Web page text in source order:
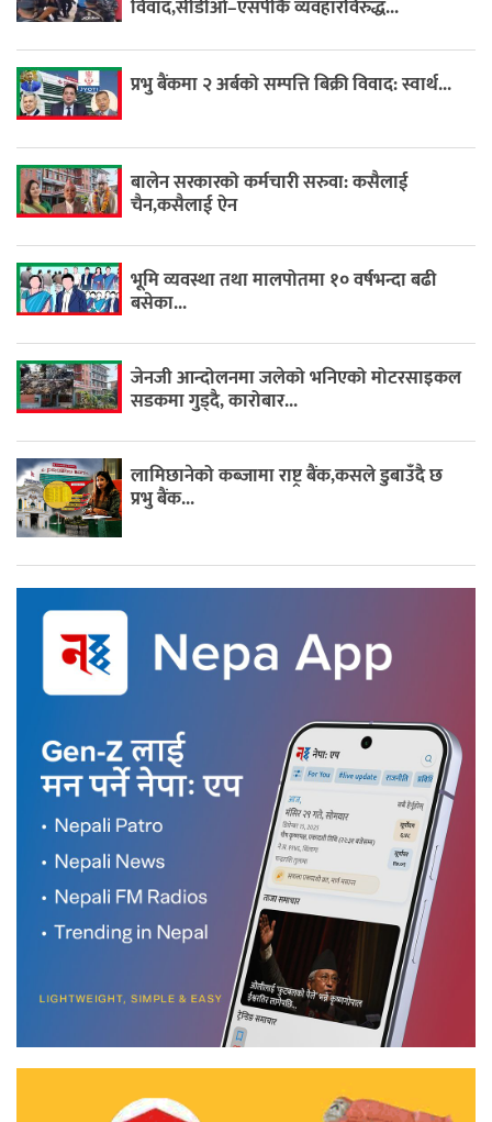
विवाद,सीडीओ–एसपीकै व्यवहारविरुद्ध...
प्रभु बैंकमा २ अर्बको सम्पत्ति बिक्री विवाद: स्वार्थ...
बालेन सरकारको कर्मचारी सरुवा: कसैलाई
चैन,कसैलाई ऐन
भूमि व्यवस्था तथा मालपोतमा १० वर्षभन्दा बढी
बसेका...
जेनजी आन्दोलनमा जलेको भनिएको मोटरसाइकल
सडकमा गुड्दै, कारोबार...
लामिछानेको कब्जामा राष्ट्र बैंक,कसले डुबाउँदै छ
प्रभु बैंक...